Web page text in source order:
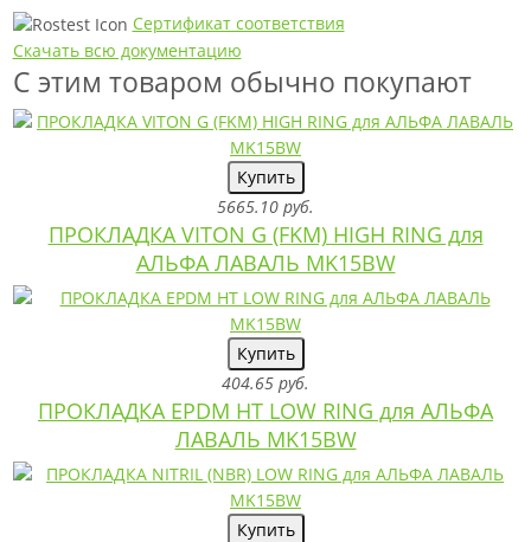
Сертификат соответствия
Скачать всю документацию
С этим товаром обычно покупают
Купить
5665.10 руб.
ПРОКЛАДКА VITON G (FKM) HIGH RING для
АЛЬФА ЛАВАЛЬ MK15BW
Купить
404.65 руб.
ПРОКЛАДКА EPDM HT LOW RING для АЛЬФА
ЛАВАЛЬ MK15BW
Купить